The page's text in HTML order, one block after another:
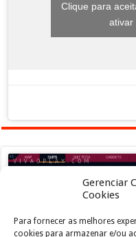
Gerenciar
Cookies
Para fornecer as melhores
cookies para armazenar e/ou
Clique para
ativar
Clique para